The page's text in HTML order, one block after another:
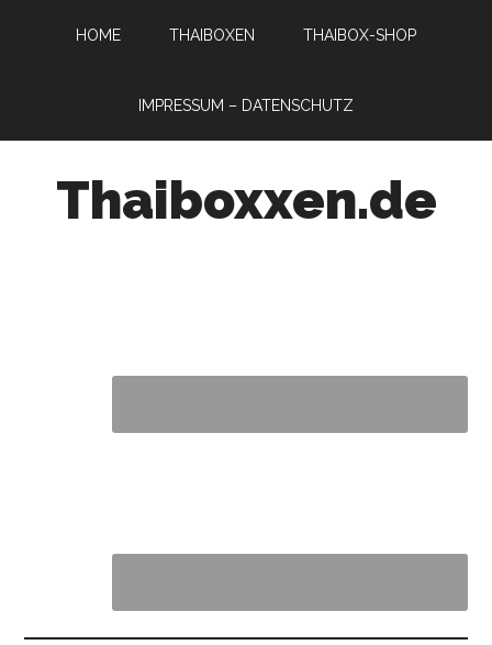
HOME THAIBOXEN THAIBOX-SHOP
IMPRESSUM – DATENSCHUTZ
Thaiboxxen.de